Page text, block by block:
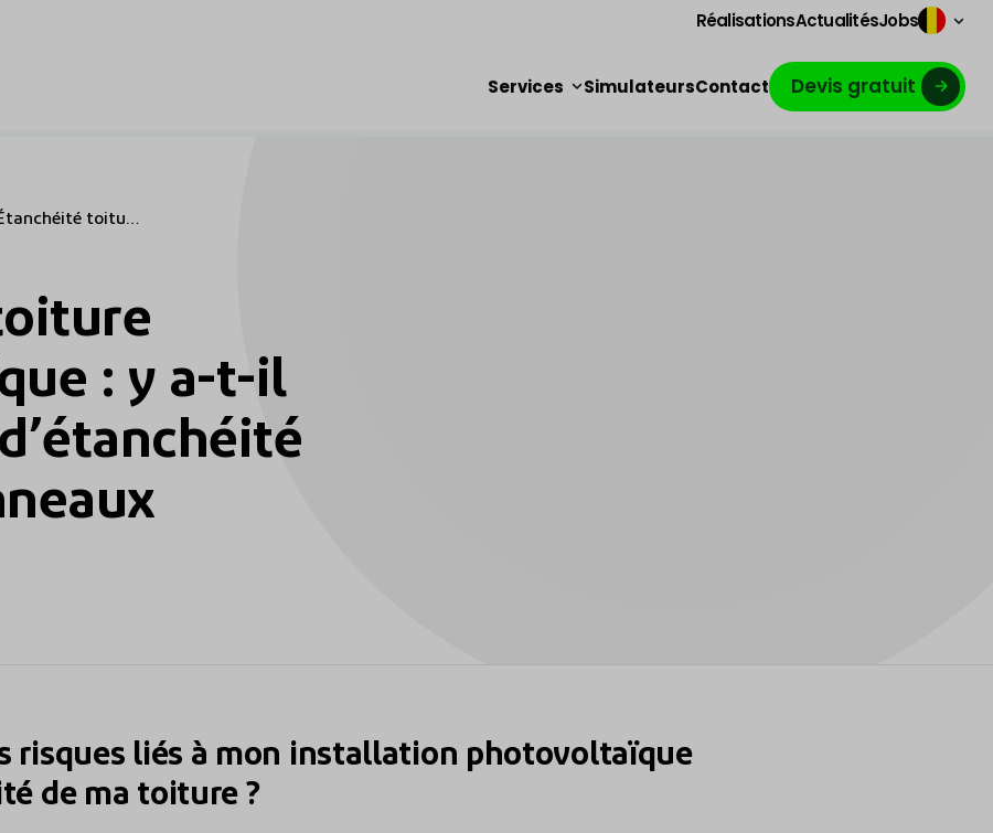
RéalisationsActualitésJobs
Services SimulateursContact Devis gratuit
toiture
?
: y a-t-il
risques liés à mon installation photovoltaïque
de ma toiture ?